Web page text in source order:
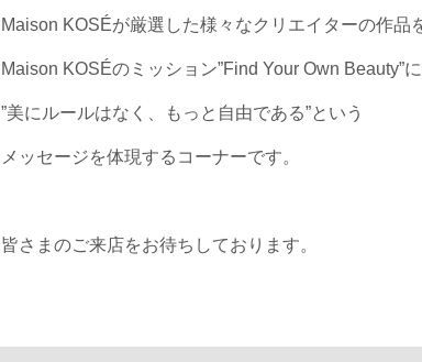
Maison KOSÉが厳選した様々なクリエイターの作品
Maison KOSÉのミッション”Find Your Own Beauty”
”美にルールはなく、もっと自由である”という
メッセージを体現するコーナーです。
皆さまのご来店をお待ちしております。